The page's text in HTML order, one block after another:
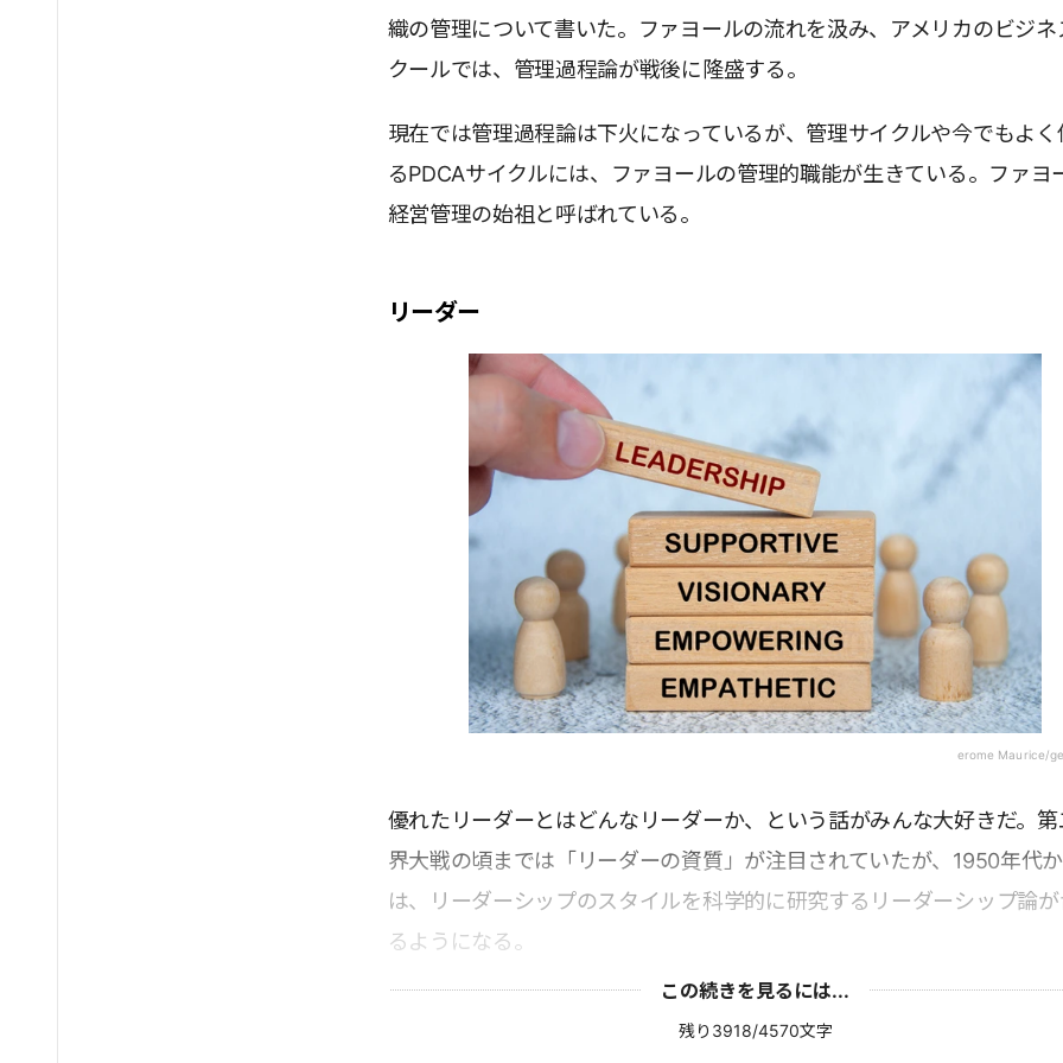
織の管理について書いた。ファヨールの流れを汲み、アメリカのビジネ
クールでは、管理過程論が戦後に隆盛する。
現在では管理過程論は下火になっているが、管理サイクルや今でもよく
るPDCAサイクルには、ファヨールの管理的職能が生きている。ファヨ
経営管理の始祖と呼ばれている。
リーダー
erome Maurice/
優れたリーダーとはどんなリーダーか、という話がみんな大好きだ。
界大戦の頃までは「リーダーの資質」が注目されていたが、1950年代
は、リーダーシップのスタイルを科学的に研究するリーダーシップ論
るようになる。
この続きを見るには...
残り3918/4570文字